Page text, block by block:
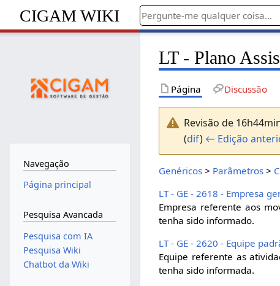
CIGAM WIKI
LT - Plano
Página Discussão
Revisão de
(dif) ← Edição
Genéricos > Parâmetros >
LT - GE - 2618 - Empresa
Empresa referente aos
tenha sido informado.
LT - GE - 2620 - Equipe
Equipe referente as
tenha sido informada.
Navegação
Página principal
Pesquisa Avancada
Pesquisa com IA
Pesquisa Wiki
Chatbot da Wiki